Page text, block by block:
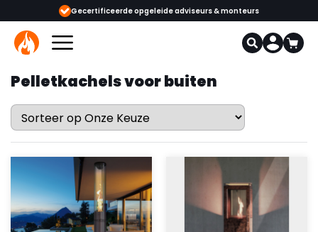
Gecertificeerde opgeleide adviseurs & monteurs
Pelletkachels voor buiten